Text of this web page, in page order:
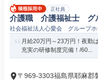
正社員
介護職 介護福祉士 グ
社会福祉法人心愛会 グループホ
月給20万円～23万円！夜勤
充実の研修制度完備！/60...
〒969-3303福島県耶麻郡